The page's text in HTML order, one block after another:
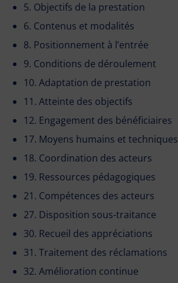
5. Objectifs de la prestation
6. Contenus et modalités
8. Positionnement à l’entrée
9. Conditions de déroulement
10. Adaptation de prestation
11. Atteinte des objectifs
12. Engagement des bénéficiaires
17. Moyens humains et techniques
18. Coordination des acteurs
19. Ressources pédagogiques
21. Compétences des acteurs
27. Disposition sous-traitance
30. Recueil des appréciations
31. Traitement des réclamations
32. Amélioration continue